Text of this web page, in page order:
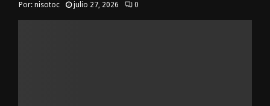
Por: nisotoc julio 27, 2026 0